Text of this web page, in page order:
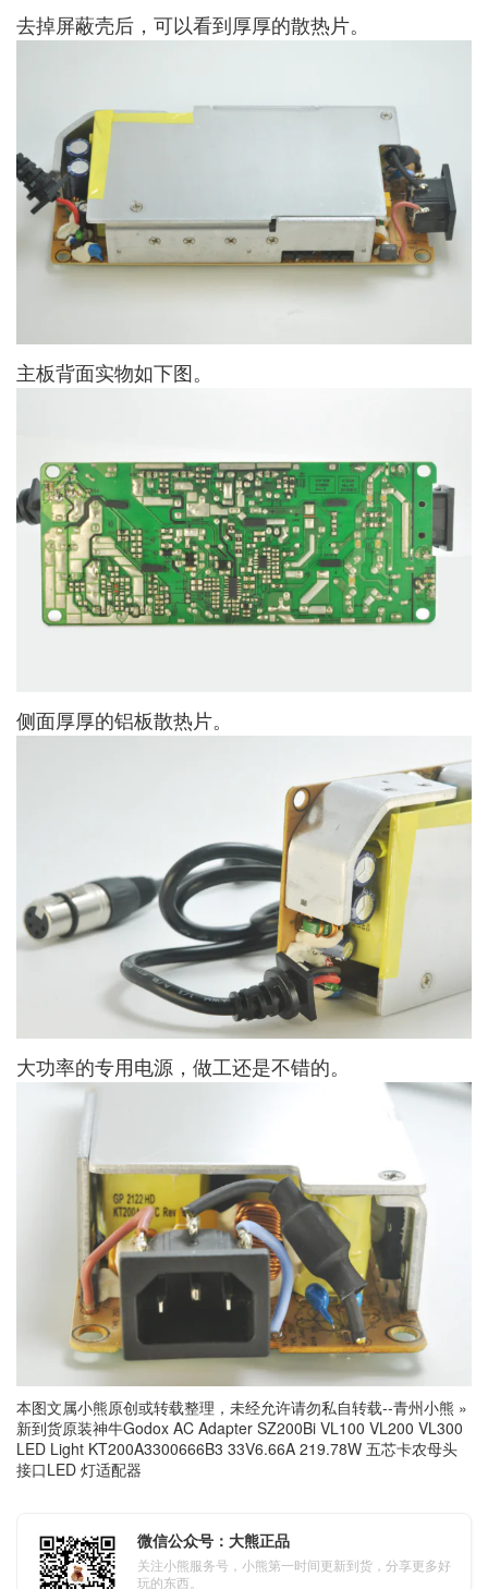
去掉屏蔽壳后，可以看到厚厚的散热片。
主板背面实物如下图。
侧面厚厚的铝板散热片。
大功率的专用电源，做工还是不错的。
本图文属小熊原创或转载整理，未经允许请勿私自转载--青州小熊 »
新到货原装神牛Godox AC Adapter SZ200Bi VL100 VL200 VL300
LED Light KT200A3300666B3 33V6.66A 219.78W 五芯卡农母头
接口LED 灯适配器
微信公众号：大熊正品
关注小熊服务号，小熊第一时间更新到货，分享更多好
玩的东西。